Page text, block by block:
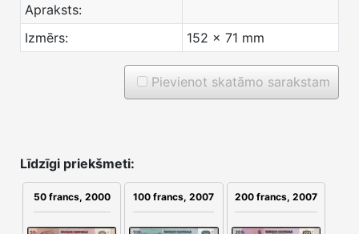
Apraksts:
Izmērs:
152 x 71 mm
Pievienot skatāmo sarakstam
Līdzīgi priekšmeti:
50 francs, 2000 100 francs, 2007 200 francs, 2007